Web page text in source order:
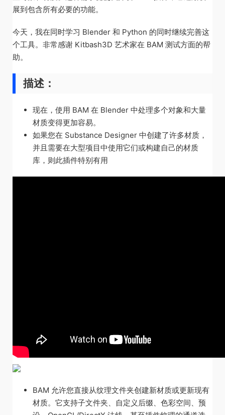
展到包含所有必要的功能。
今天，我在同时学习 Blender 和 Python 的同时继续完善这
个工具。非常感谢 Kitbash3D 艺术家在 BAM 测试方面的帮
助。
描述：
现在，使用 BAM 在 Blender 中处理多个对象和大量
材质变得更加容易。
如果您在 Substance Designer 中创建了许多材质，
并且需要在大型项目中使用它们或构建自己的材质
库，则此插件特别有用
BAM 允许您直接从纹理文件夹创建新材质或更新现有
材质。它支持子文件夹、自定义后缀、色彩空间、预